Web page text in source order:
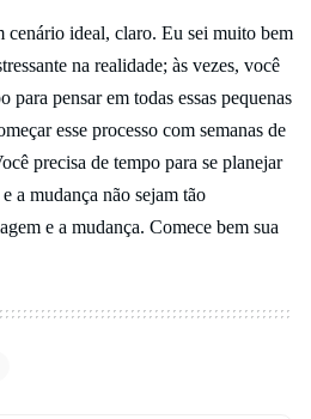
cenário ideal, claro. Eu sei muito bem
na realidade; às vezes, você
para pensar em todas essas pequenas
esse processo com semanas de
precisa de tempo para se planejar
a mudança não sejam tão
e a mudança. Comece bem sua